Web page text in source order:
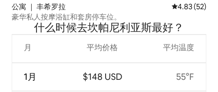
公寓 ｜ 丰希罗拉 平均评分
4.83 (52)
豪华私人按摩浴缸和套房停车位。
什么时候去坎帕尼利亚斯最好？
月
1月
平均价格
$148 USD
平均温度
55°F